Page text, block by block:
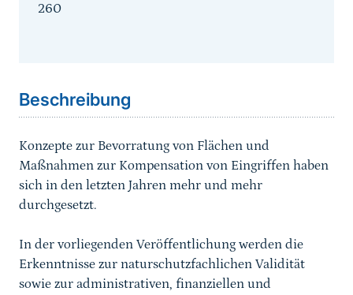
260
Beschreibung
Konzepte zur Bevorratung von Flächen und
Maßnahmen zur Kompensation von Eingriffen haben
sich in den letzten Jahren mehr und mehr
durchgesetzt.
In der vorliegenden Veröffentlichung werden die
Erkenntnisse zur naturschutzfachlichen Validität
sowie zur administrativen, finanziellen und